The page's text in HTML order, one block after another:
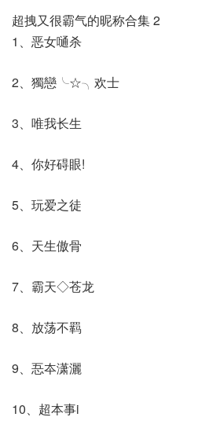
超拽又很霸气的昵称合集 2
1、恶女嗵杀
2、獨戀╰☆╮欢士
3、唯我长生
4、你好碍眼!
5、玩爱之徒
6、天生傲骨
7、霸天◇苍龙
8、放荡不羁
9、忢夲潇灑
10、超本事i